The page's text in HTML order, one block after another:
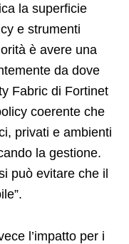
la superficie
e strumenti
è avere una
da dove
Fabric di Fortinet
coerente che
privati e ambienti
la gestione.
può evitare che il
l’impatto per i